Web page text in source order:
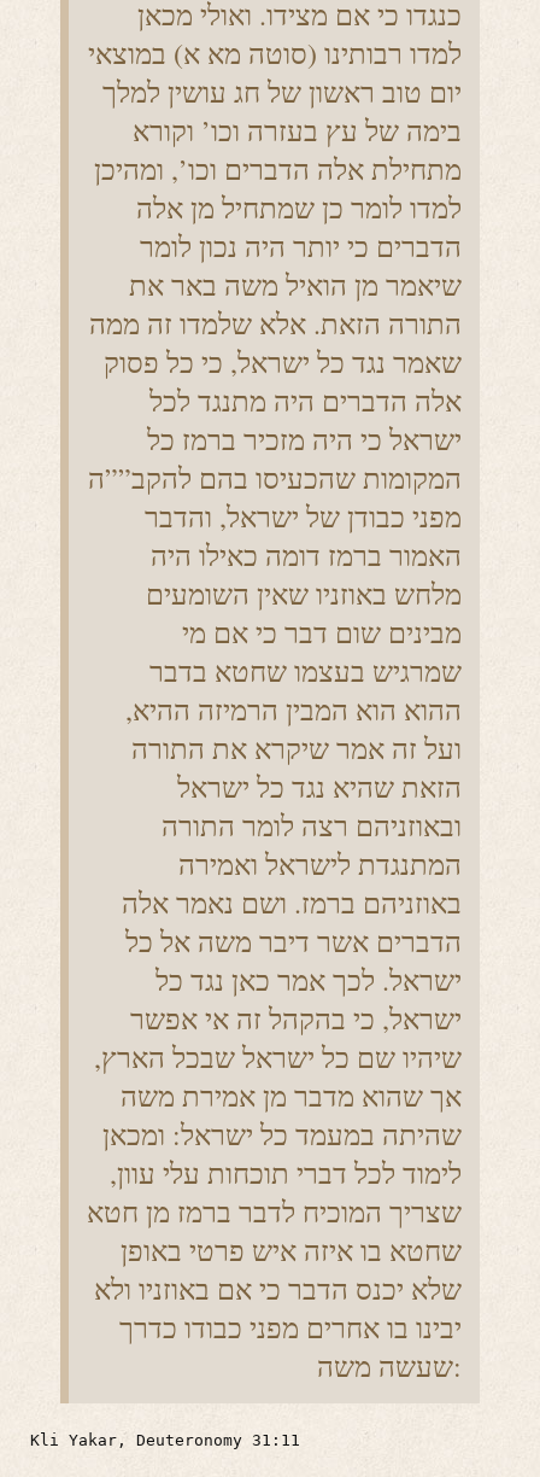
כנגדו כי אם מצידו. ואולי מכאן
למדו רבותינו (סוטה מא א) במוצאי
יום טוב ראשון של חג עושין למלך
בימה של עץ בעזרה וכו’ וקורא
מתחילת אלה הדברים וכו’, ומהיכן
למדו לומר כן שמתחיל מן אלה
הדברים כי יותר היה נכון לומר
שיאמר מן הואיל משה באר את
התורה הזאת. אלא שלמדו זה ממה
שאמר נגד כל ישראל, כי כל פסוק
אלה הדברים היה מתנגד לכל
ישראל כי היה מזכיר ברמז כל
המקומות שהכעיסו בהם להקב””ה
מפני כבודן של ישראל, והדבר
האמור ברמז דומה כאילו היה
מלחש באוזניו שאין השומעים
מבינים שום דבר כי אם מי
שמרגיש בעצמו שחטא בדבר
ההוא הוא המבין הרמיזה ההיא,
ועל זה אמר שיקרא את התורה
הזאת שהיא נגד כל ישראל
ובאוזניהם רצה לומר התורה
המתנגדת לישראל ואמירה
באוזניהם ברמז. ושם נאמר אלה
הדברים אשר דיבר משה אל כל
ישראל. לכך אמר כאן נגד כל
ישראל, כי בהקהל זה אי אפשר
שיהיו שם כל ישראל שבכל הארץ,
אך שהוא מדבר מן אמירת משה
שהיתה במעמד כל ישראל: ומכאן
לימוד לכל דברי תוכחות עלי עוון,
שצריך המוכיח לדבר ברמז מן חטא
שחטא בו איזה איש פרטי באופן
שלא יכנס הדבר כי אם באוזניו ולא
יבינו בו אחרים מפני כבודו כדרך
שעשה משה:
Kli Yakar, Deuteronomy 31:11